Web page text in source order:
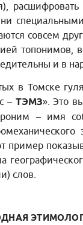
совсем
топонимов,
и в
в Томске
– ТЭМЗ». Это
– имя
слов.